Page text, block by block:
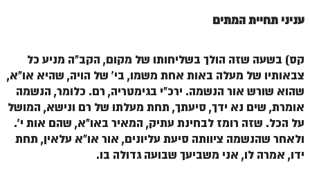
ספר הזוהר חיי שרה מתקדמים
ספר הזוהר תולדות מתחילים
ספר הזוהר תולדות מתקדמים
ספר הזוהר ויצא מתחילים
עניני תחיית המתים
קס) בשעה שזה הולך בשליחותו של מקום, הקב"ה מניע כל
צבאותיו של מעלה באות אחת משמו, בי' של הויה, שהיא או"א,
שהוא שורש אור הנשמה. ירכ"י בגימטריה, רם. כלומר, הנשמה
אומרת, שים נא ידך, סיעתך, תחת מעלתו של רם ונישא, המושל
על הכל. שזה רומז לבחינת עתיק, המאיר באו"א, שהם אות י'.
ולאחר שהנשמה ציוותה סיעת עליונים, אור או"א עלאין, תחת
ידו, אמרה לו, אני משביעך שבועה גדולה בו.